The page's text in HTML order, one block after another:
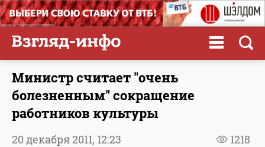
Министр считает "очень
болезненным" сокращение
работников культуры
1218
20 декабря 2011, 12:23